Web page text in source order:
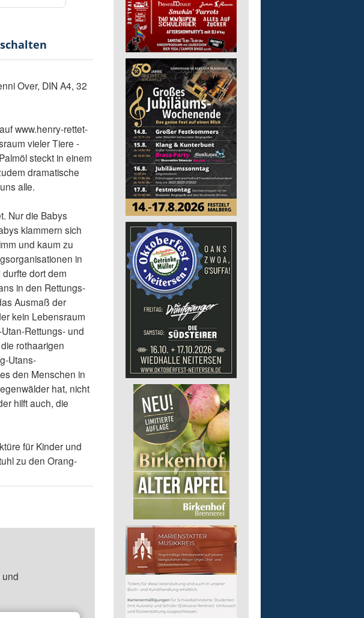
Over, DIN A4, 32
www.henry-rettet-
vieler Tiere -
steckt in einem
dramatische
alle.
Nur die Babys
klammern sich
und kaum zu
in
dort dem
in den Rettungs-
Ausmaß der
kein Lebensraum
Rettungs- und
rothaarigen
Utans-
den Menschen in
hat, nicht
hilft auch, die
für Kinder und
zu den Orang-